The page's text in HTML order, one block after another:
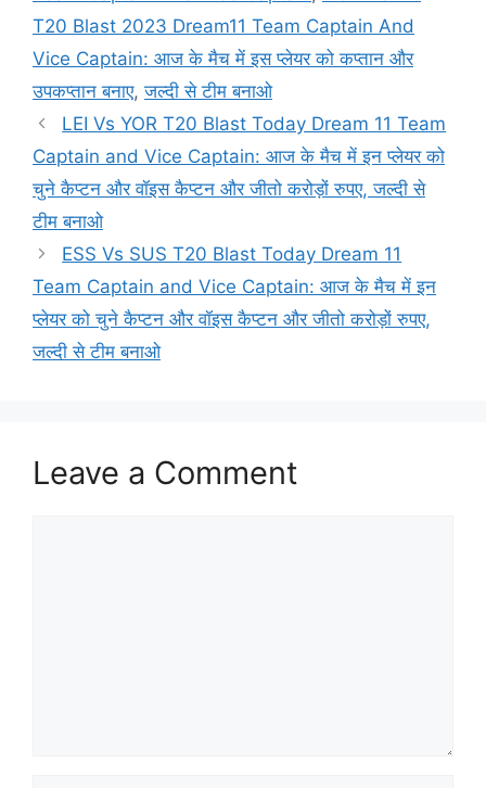
T20 Blast 2023 Dream11 Team Captain And
Vice Captain: आज के मैच में इस प्लेयर को कप्तान और
उपकप्तान बनाए,जल्दी से टीम बनाओ
LEI Vs YOR T20 Blast Today Dream 11 Team
Captain and Vice Captain: आज के मैच में इन प्लेयर को
चुने कैप्टन और वॉइस कैप्टन और जीतो करोड़ों रुपए, जल्दी से
टीम बनाओ
ESS Vs SUS T20 Blast Today Dream 11
Team Captain and Vice Captain: आज के मैच में इन
प्लेयर को चुने कैप्टन और वॉइस कैप्टन और जीतो करोड़ों रुपए,
जल्दी से टीम बनाओ
Leave a Comment